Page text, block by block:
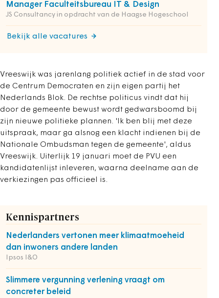
Manager Faculteitsbureau IT & Design
JS Consultancy in opdracht van de Haagse Hogeschool
Bekijk alle vacatures
Vreeswijk was jarenlang politiek actief in de stad voor
de Centrum Democraten en zijn eigen partij het
Nederlands Blok. De rechtse politicus vindt dat hij
door de gemeente bewust wordt gedwarsboomd bij
zijn nieuwe politieke plannen. 'Ik ben blij met deze
uitspraak, maar ga alsnog een klacht indienen bij de
Nationale Ombudsman tegen de gemeente', aldus
Vreeswijk. Uiterlijk 19 januari moet de PVU een
kandidatenlijst inleveren, waarna deelname aan de
verkiezingen pas officieel is.
Kennispartners
Nederlanders vertonen meer klimaatmoeheid
dan inwoners andere landen
Ipsos I&O
Slimmere vergunning verlening vraagt om
concreter beleid